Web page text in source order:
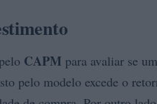
CAPM para avaliar se
pelo modelo excede o